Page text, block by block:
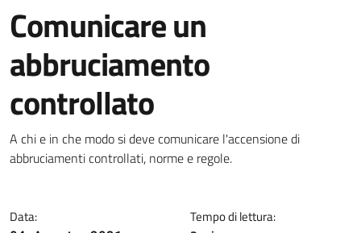
Comunicare un
abbruciamento
controllato
Dettagli della notizia
A chi e in che modo si deve comunicare l'accensione di
abbruciamenti controllati, norme e regole.
Data: Tempo di lettura: